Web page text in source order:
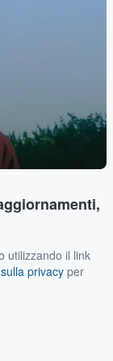
utilizzando il link
privacy per